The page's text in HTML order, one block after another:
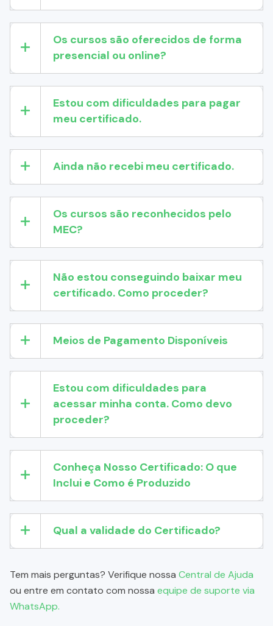
Os cursos são oferecidos de forma
presencial ou online?
Estou com dificuldades para pagar
meu certificado.
Ainda não recebi meu certificado.
Os cursos são reconhecidos pelo
MEC?
Não estou conseguindo baixar meu
certificado. Como proceder?
Meios de Pagamento Disponíveis
Estou com dificuldades para
acessar minha conta. Como devo
proceder?
Conheça Nosso Certificado: O que
Inclui e Como é Produzido
Qual a validade do Certificado?
Tem mais perguntas? Verifique nossa Central de Ajuda
ou entre em contato com nossa equipe de suporte via
WhatsApp.